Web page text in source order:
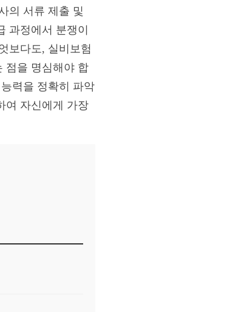
의 서류 제출 및
과정에서 분쟁이
보다도, 실비보험
점을 명심해야 합
력을 정확히 파악
여 자신에게 가장